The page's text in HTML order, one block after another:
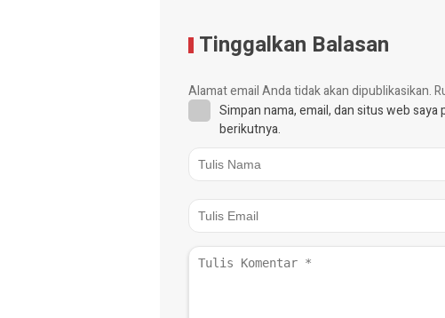
Tinggalkan Balasan
Alamat email Anda tidak akan dipublikasikan.
Simpan nama, email, dan situs web
berikutnya.